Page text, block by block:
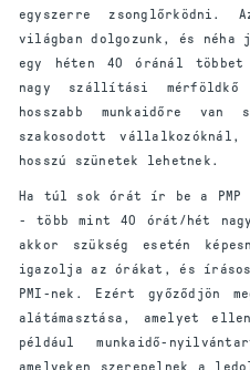
egyszerre zsonglőrködni.
világban dolgozunk, és néha
egy héten 40 óránál
nagy szállítási
hosszabb munkaidőre
szakosodott
hosszú szünetek lehetnek.
Ha túl sok órát ír be a PMP
- több mint 40 órát/hét
akkor szükség esetén
igazolja az órákat, és írásos
PMI-nek. Ezért győződjön
alátámasztása, amelyet
például munkaidő-
amelyeken szerepelnek a